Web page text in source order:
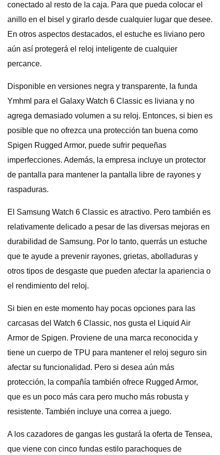
conectado al resto de la caja. Para que pueda colocar el
anillo en el bisel y girarlo desde cualquier lugar que desee.
En otros aspectos destacados, el estuche es liviano pero
aún así protegerá el reloj inteligente de cualquier
percance.
Disponible en versiones negra y transparente, la funda
Ymhml para el Galaxy Watch 6 Classic es liviana y no
agrega demasiado volumen a su reloj. Entonces, si bien es
posible que no ofrezca una protección tan buena como
Spigen Rugged Armor, puede sufrir pequeñas
imperfecciones. Además, la empresa incluye un protector
de pantalla para mantener la pantalla libre de rayones y
raspaduras.
El Samsung Watch 6 Classic es atractivo. Pero también es
relativamente delicado a pesar de las diversas mejoras en
durabilidad de Samsung. Por lo tanto, querrás un estuche
que te ayude a prevenir rayones, grietas, abolladuras y
otros tipos de desgaste que pueden afectar la apariencia o
el rendimiento del reloj.
Si bien en este momento hay pocas opciones para las
carcasas del Watch 6 Classic, nos gusta el Liquid Air
Armor de Spigen. Proviene de una marca reconocida y
tiene un cuerpo de TPU para mantener el reloj seguro sin
afectar su funcionalidad. Pero si desea aún más
protección, la compañía también ofrece Rugged Armor,
que es un poco más cara pero mucho más robusta y
resistente. También incluye una correa a juego.
A los cazadores de gangas les gustará la oferta de Tensea,
que viene con cinco fundas estilo parachoques de